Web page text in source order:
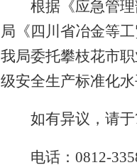
根据《应急管
局《四川省冶金等
我局委托攀枝花市
级安全生产标准化
如有异议，请于
电话：0812-